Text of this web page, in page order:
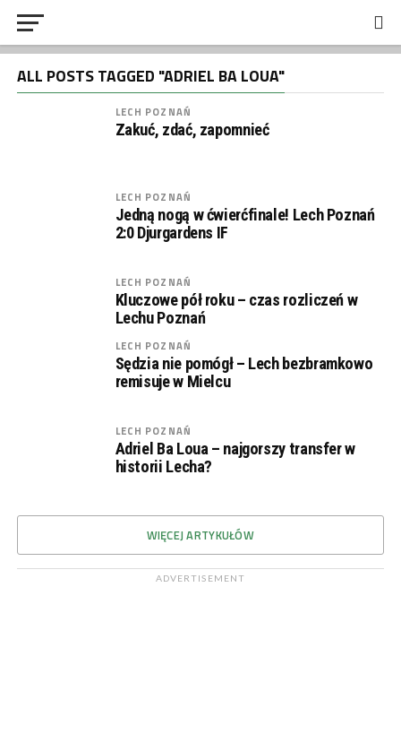
ALL POSTS TAGGED "ADRIEL BA LOUA"
LECH POZNAŃ
Zakuć, zdać, zapomnieć
LECH POZNAŃ
Jedną nogą w ćwierćfinale! Lech Poznań
2:0 Djurgardens IF
LECH POZNAŃ
Kluczowe pół roku – czas rozliczeń w
Lechu Poznań
LECH POZNAŃ
Sędzia nie pomógł – Lech bezbramkowo
remisuje w Mielcu
LECH POZNAŃ
Adriel Ba Loua – najgorszy transfer w
historii Lecha?
WIĘCEJ ARTYKUŁÓW
ADVERTISEMENT